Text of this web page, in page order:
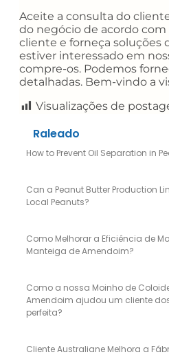
Aceite a consulta do
do negócio de acordo com
cliente e forneça soluções
estiver interessado em
compre-os. Podemos
detalhadas. Bem-vindo a
Visualizações de
Raleado
How to Prevent Oil Separation in
Can a Peanut Butter Production
Local Peanuts?
Como Melhorar a Eficiência de
Manteiga de Amendoim?
Como a nossa Moinho de
Amendoim ajudou um cliente
perfeita?
Cliente Australiane Melhora a